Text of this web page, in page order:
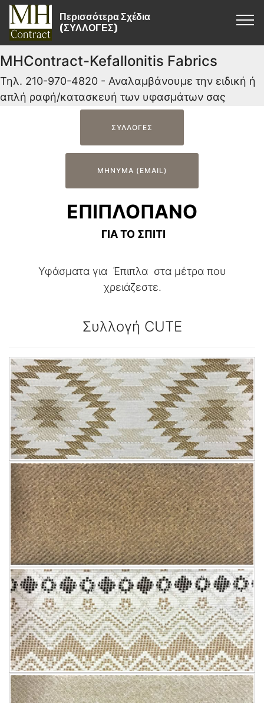
Περισσότερα Σχέδια
(ΣΥΛΛΟΓΕΣ)
MHContract-Kefallonitis Fabrics
Τηλ. 210-970-4820 - Αναλαμβάνουμε την ειδική ή
απλή ραφή/κατασκευή των υφασμάτων σας
ΣΥΛΛΟΓΕΣ
ΜΗΝΥΜΑ (EMAIL)
ΕΠΙΠΛΟΠΑΝΟ
ΓΙΑ ΤΟ ΣΠΙΤΙ
Υφάσματα για Έπιπλα στα μέτρα που
χρειάζεστε.
Συλλογή CUTE